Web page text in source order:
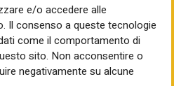
e/o accedere alle
Il consenso a queste tecnologie
come il comportamento di
sito. Non acconsentire o
negativamente su alcune
il nuovo Centro anziani
La nuova struttura,
zero energy building)
un centro sanitario e altri
del territorio.